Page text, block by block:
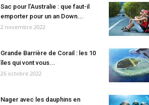
Sac pour l’Australie : que faut-il
emporter pour un an Down...
2 novembre 2022
Grande Barrière de Corail : les 10
îles qui vont vous...
26 octobre 2022
Nager avec les dauphins en